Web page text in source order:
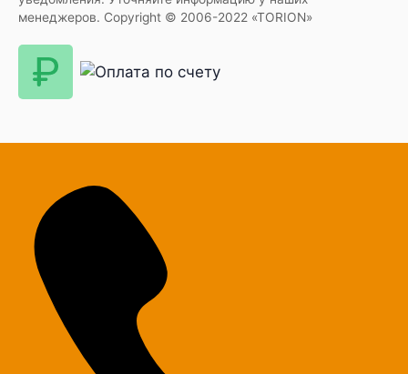
менеджеров. Copyright © 2006-2022 «TORION»